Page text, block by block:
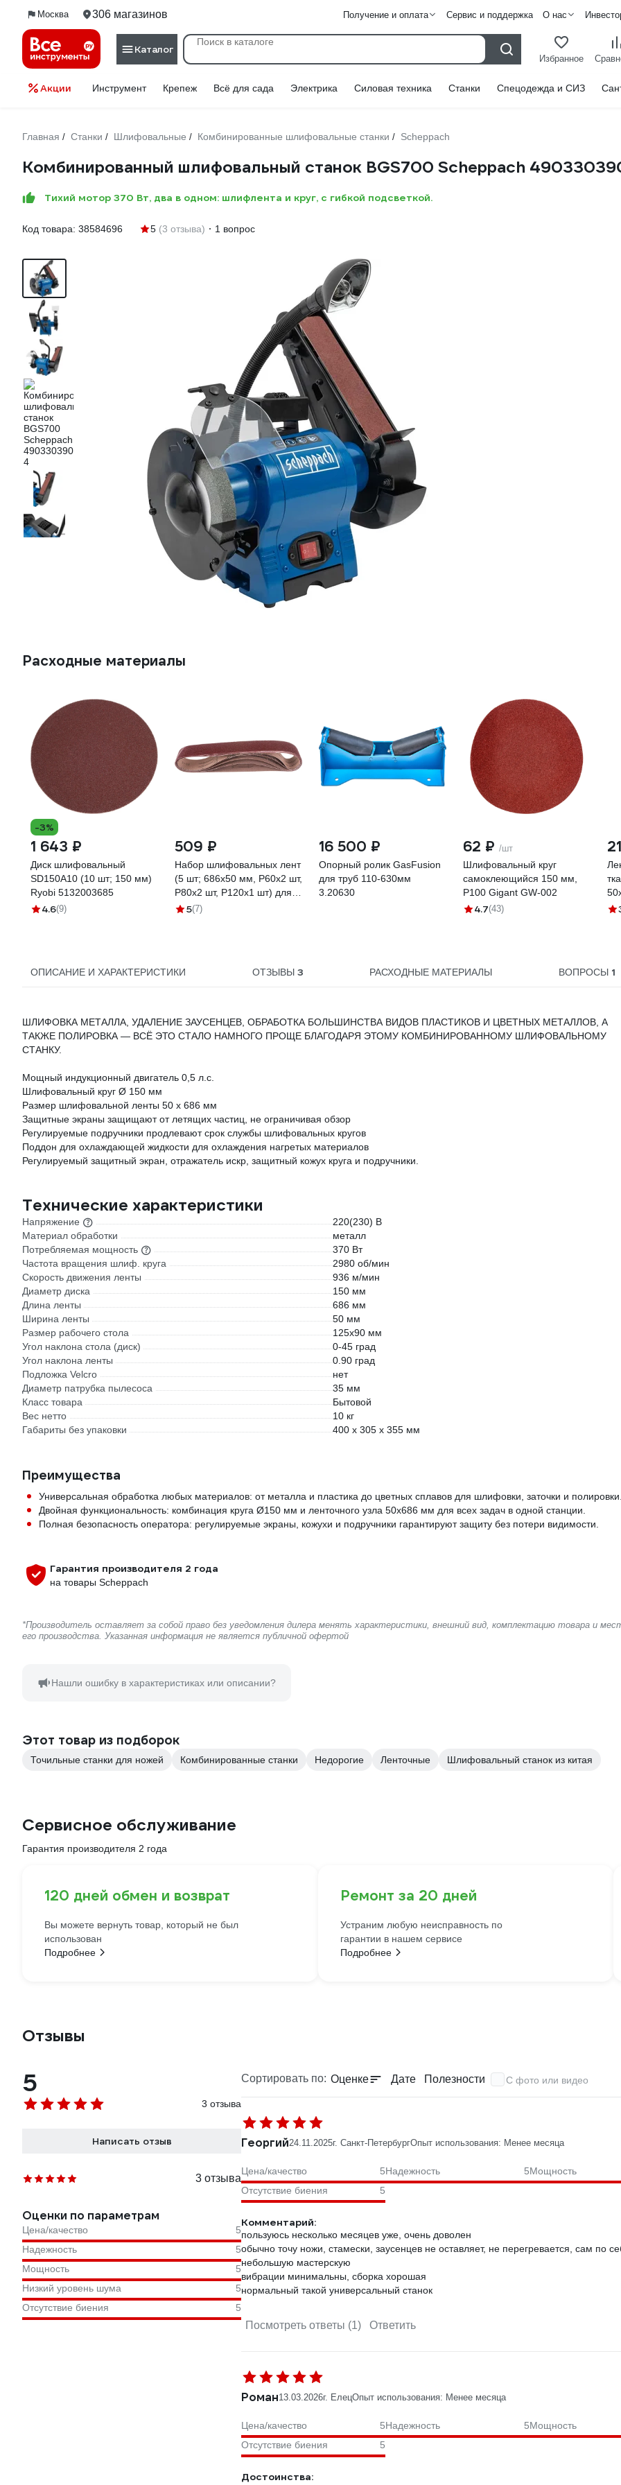
Москва 306 магазинов Получение и оплата Сервис и поддержка О нас
Каталог
Избранное
Акции Инструмент Крепеж Всё для сада Электрика Силовая техника Станки Спецодежда и СИЗ
Главная / Станки / Шлифовальные / Комбинированные шлифовальные станки / Scheppach
Комбинированный шлифовальный станок BGS700 Scheppach
Тихий мотор 370 Вт, два в одном: шлифлента и круг, с гибкой подсветкой.
Код товара: 38584696 5 (3 отзыва) 1 вопрос
Расходные материалы
-3%
1 643 ₽
Диск шлифовальный
SD150A10 (10 шт; 150 мм)
Ryobi 5132003685
4.6(9)
509 ₽
Набор шлифовальных лент
(5 шт; 686x50 мм, P60х2 шт,
P80х2 шт, P120х1 шт) для
TH-US 240 KWB 910805
5(7)
16 500 ₽
Опорный ролик GasFusion
для труб 110-630мм
3.20630
62 ₽ /шт
Шлифовальный круг
самоклеющийся 150 мм,
P100 Gigant GW-002
4.7(43)
ОПИСАНИЕ И ХАРАКТЕРИСТИКИ ОТЗЫВЫ 3 РАСХОДНЫЕ МАТЕРИАЛЫ ВОПРОСЫ 1
ШЛИФОВКА МЕТАЛЛА, УДАЛЕНИЕ ЗАУСЕНЦЕВ, ОБРАБОТКА БОЛЬШИНСТВА ВИДОВ ПЛАСТИКОВ И ЦВЕТНЫХ МЕТАЛЛОВ, А
ТАКЖЕ ПОЛИРОВКА — ВСЁ ЭТО СТАЛО НАМНОГО ПРОЩЕ БЛАГОДАРЯ ЭТОМУ КОМБИНИРОВАННОМУ ШЛИФОВАЛЬНОМУ
СТАНКУ.
Мощный индукционный двигатель 0,5 л.с.
Шлифовальный круг Ø 150 мм
Размер шлифовальной ленты 50 x 686 мм
Защитные экраны защищают от летящих частиц, не ограничивая обзор
Регулируемые подручники продлевают срок службы шлифовальных кругов
Поддон для охлаждающей жидкости для охлаждения нагретых материалов
Регулируемый защитный экран, отражатель искр, защитный кожух круга и подручники.
Технические характеристики
Напряжение
220(230) В
Материал обработки
металл
Потребляемая мощность
370 Вт
Частота вращения шлиф. круга
2980 об/мин
Скорость движения ленты
936 м/мин
Диаметр диска
150 мм
Длина ленты
686 мм
Ширина ленты
50 мм
Размер рабочего стола
125х90 мм
Угол наклона стола (диск)
0-45 град
Угол наклона ленты
0.90 град
Подложка Velcro
нет
Диаметр патрубка пылесоса
35 мм
Класс товара
Бытовой
Вес нетто
10 кг
Габариты без упаковки
400 х 305 х 355 мм
Преимущества
Универсальная обработка любых материалов: от металла и пластика до цветных сплавов для шлифовки, заточки и
Двойная функциональность: комбинация круга Ø150 мм и ленточного узла 50x686 мм для всех задач в одной станции.
Полная безопасность оператора: регулируемые экраны, кожухи и подручники гарантируют защиту без потери видимости.
Гарантия производителя 2 года
на товары Scheppach
*Производитель оставляет за собой право без уведомления дилера менять характеристики, внешний вид, комплектацию товара и
его производства. Указанная информация не является публичной офертой
Нашли ошибку в характеристиках или описании?
Этот товар из подборок
Точильные станки для ножей Комбинированные станки Недорогие Ленточные Шлифовальный станок из китая
Сервисное обслуживание
Гарантия производителя 2 года
120 дней обмен и возврат
Вы можете вернуть товар, который не был
использован
Подробнее
Ремонт за 20 дней
Устраним любую неисправность по
гарантии в нашем сервисе
Подробнее
Отзывы
5
3 отзыва
Написать отзыв
3 отзыва
Оценки по параметрам
Цена/качество
5
Надежность
5
Мощность
5
Низкий уровень шума
5
Отсутствие биения
5
Сортировать по: Оценке Дате Полезности С фото или видео
Георгий24.11.2025г. Санкт-ПетербургОпыт использования: Менее месяца
Цена/качество 5Надежность 5Мощность
Отсутствие биения
5
Комментарий:
пользуюсь несколько месяцев уже, очень доволен
обычно точу ножи, стамески, заусенцев не оставляет, не перегревается, сам
небольшую мастерскую
вибрации минимальны, сборка хорошая
нормальный такой универсальный станок
Посмотреть ответы (1) Ответить
Роман13.03.2026г. ЕлецОпыт использования: Менее месяца
Цена/качество 5Надежность 5Мощность
Отсутствие биения
5
Достоинства: